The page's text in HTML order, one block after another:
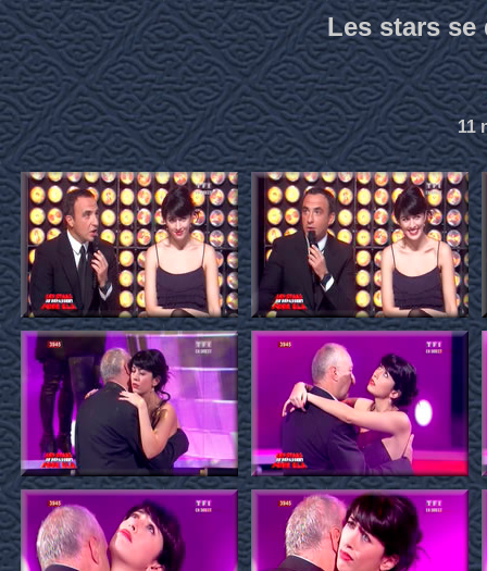
Les stars se
11